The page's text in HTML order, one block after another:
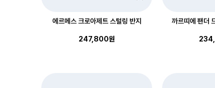
에르메스 크로아제트 스털링 반지
247,800원
까르띠에 팬더